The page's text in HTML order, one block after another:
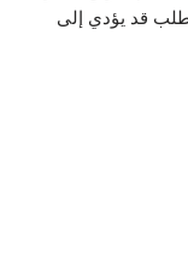
قد يؤدي إلى